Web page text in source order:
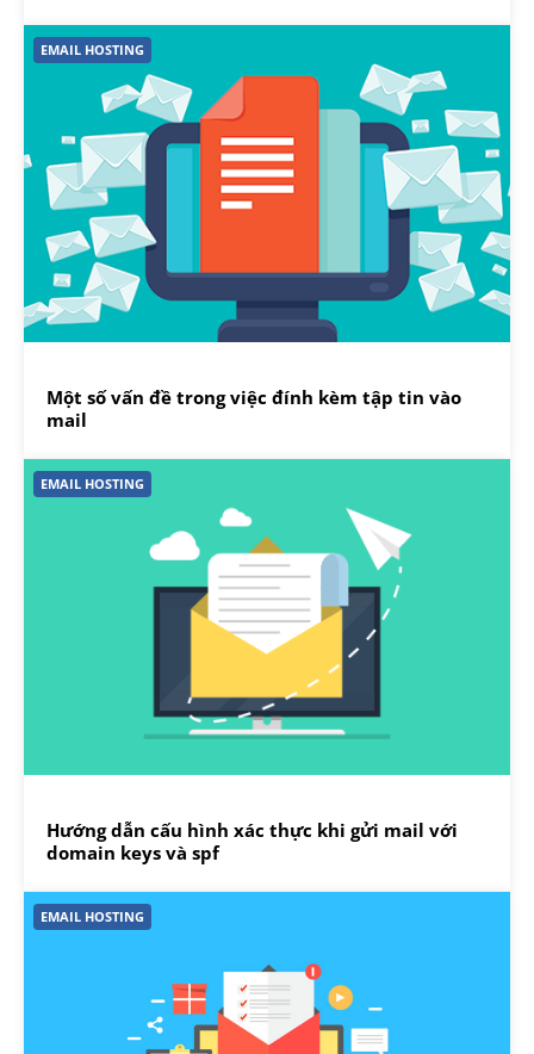
EMAIL HOSTING
Một số vấn đề trong việc đính kèm tập tin vào
mail
EMAIL HOSTING
Hướng dẫn cấu hình xác thực khi gửi mail với
domain keys và spf
EMAIL HOSTING